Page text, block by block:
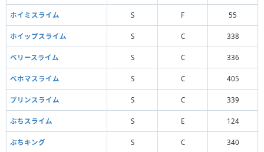
ホイミスライム S F 55
ホイップスライム S C 338
ベリースライム S C 336
ベホマスライム S C 405
プリンスライム S C 339
ぶちスライム S E 124
ぶちキング S C 340